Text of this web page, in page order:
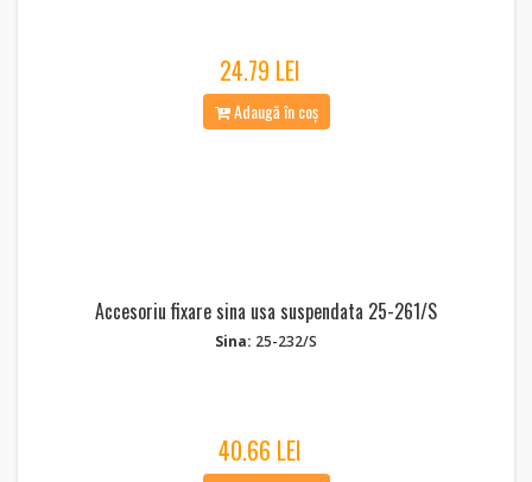
24.79 LEI
Adaugă în coș
Accesoriu fixare sina usa suspendata 25-261/S
Sina: 25-232/S
40.66 LEI